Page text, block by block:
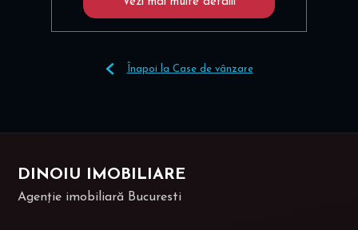
Înapoi la Case de vânzare
DINOIU IMOBILIARE
Agenție imobiliară Bucuresti